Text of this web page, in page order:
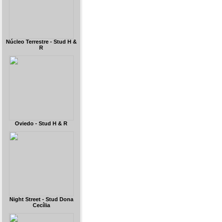
Núcleo Terrestre - Stud H &
R
Oviedo - Stud H & R
Night Street - Stud Dona
Cecília